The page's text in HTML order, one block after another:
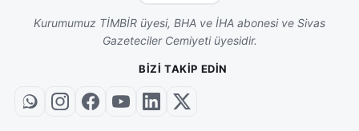
Kurumumuz TİMBİR üyesi, BHA ve İHA abonesi ve Sivas
Gazeteciler Cemiyeti üyesidir.
BIZI TAKIP EDIN